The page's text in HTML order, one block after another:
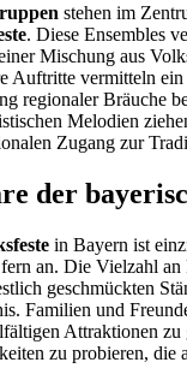
stehen im
. Diese Ensembles
Mischung aus
Auftritte vermitteln
regionaler Bräuche
Melodien
Zugang zur
der
in Bayern ist
an. Die Vielzahl an
geschmückten
Familien und
Attraktionen zu
zu probieren, die